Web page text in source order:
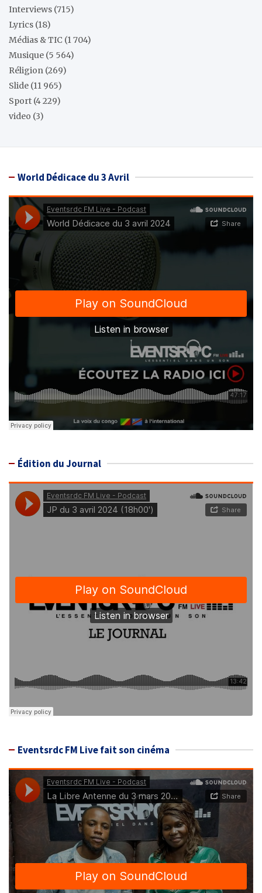
Interviews (715)
Lyrics (18)
Médias & TIC (1 704)
Musique (5 564)
Réligion (269)
Slide (11 965)
Sport (4 229)
video (3)
World Dédicace du 3 Avril
Édition du Journal
Eventsrdc FM Live fait son cinéma